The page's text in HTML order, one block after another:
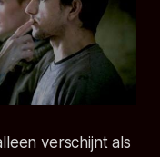
verschijnt als